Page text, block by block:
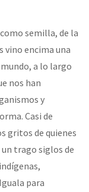
semilla, de la
vino encima una
a lo largo
nos han
y
Casi de
gritos de quienes
trago siglos de
para